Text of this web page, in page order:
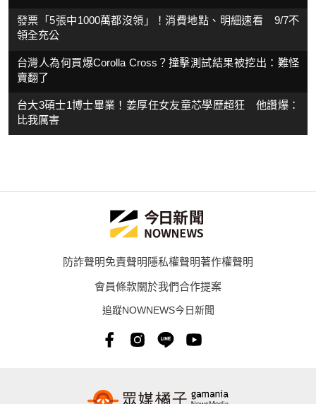
發票「5張中1000萬都沒領」！消費地點、明細速看 9/7不
領全充公
台灣人為何買爆Corolla Cross？撞擊測試結果被挖出：難怪
賣翻了
台大3碩士1博士畢業！姜厚任女友童芯學歷超狂 他讚爆：
比我厲害
防詐聲明免責聲明隱私權聲明著作權聲明
會員條款關於我們合作提案
追蹤NOWNEWS今日新聞